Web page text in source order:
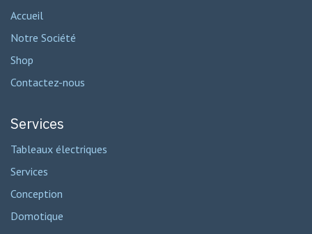
Accueil
Notre Société
Shop
Contactez-nous
Services
Tableaux électriques
Services
Conception
Domotique